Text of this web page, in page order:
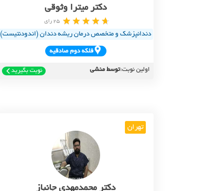
دکتر میترا وثوقی
25 رای
دندانپزشک و متخصص درمان ریشه دندان (اندودنتیست)
فلکه دوم صادقيه
اولین نوبت:توسط منشی نوبت بگیرید
تهران
دکتر محمدمهدی جانباز